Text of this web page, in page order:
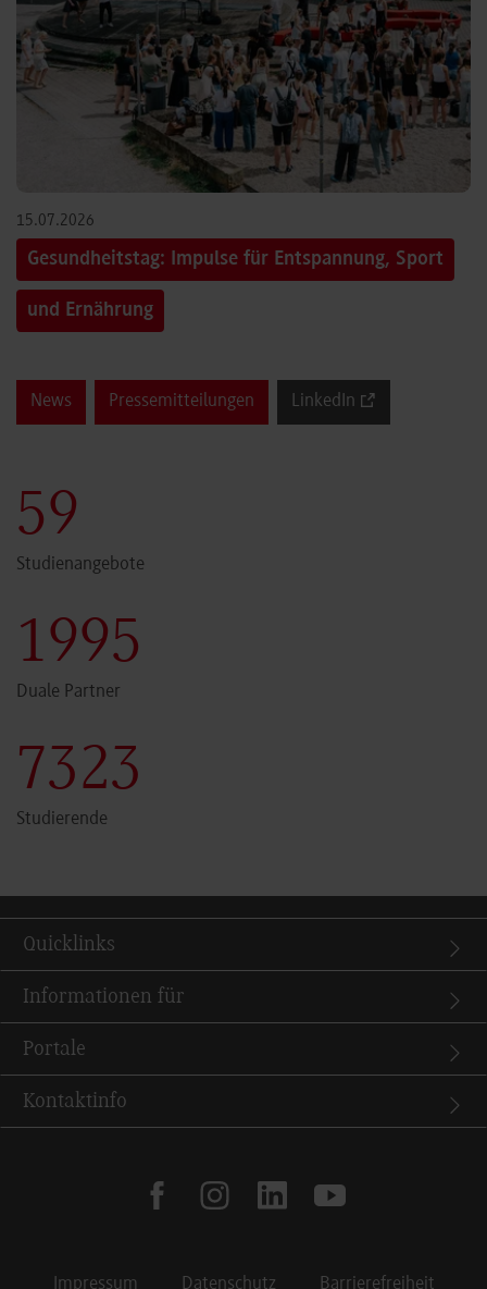
15.07.2026
Gesundheitstag: Impulse für Entspannung, Sport
und Ernährung
News Pressemitteilungen LinkedIn
60
Studienangebote
2000
Duale Partner
7341
Studierende
Quicklinks
Informationen für
Portale
Kontaktinfo
facebookinstagramlinkedin youtube